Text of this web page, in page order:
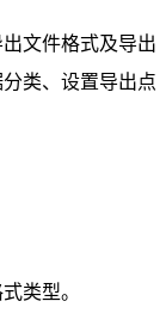
文件格式及导出
类、设置导出点
类型。